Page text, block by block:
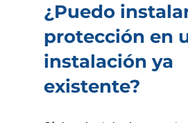
¿Puedo
protección en
instalación ya
existente?